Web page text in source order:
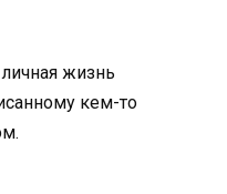
жизнь
кем-то